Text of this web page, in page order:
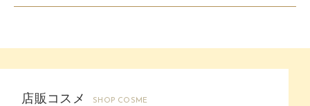
店販コスメ SHOP COSME